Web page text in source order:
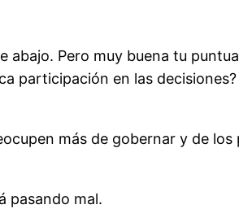
abajo. Pero muy buena tu
participación en las
más de gobernar y de
pasando mal.